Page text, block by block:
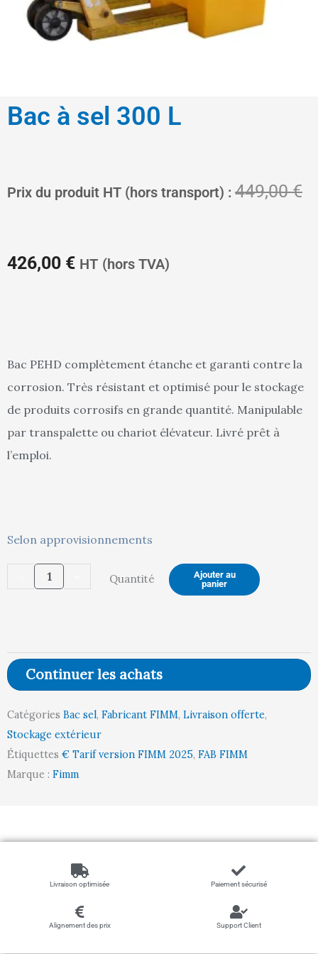
Bac à sel 300 L
Prix du produit HT (hors transport) : 449,00€
426,00 €
Le
prix
est :
HT (hors TVA)
Bac PEHD complètement étanche et garanti contre la
corrosion. Très résistant et optimisé pour le stockage
de produits corrosifs en grande quantité. Manipulable
par transpalette ou chariot élévateur. Livré prêt à
l’emploi.
Selon approvisionnements
quantité
L
Quantité
Ajouter au
panier
Continuer les achats
Catégories Bac sel, Fabricant FIMM, Livraison offerte,
Stockage extérieur
Étiquettes € Tarif version FIMM 2025, FAB FIMM
Marque : Fimm
Livraison optimisée Paiement sécurisé
Alignement des prix Support Client